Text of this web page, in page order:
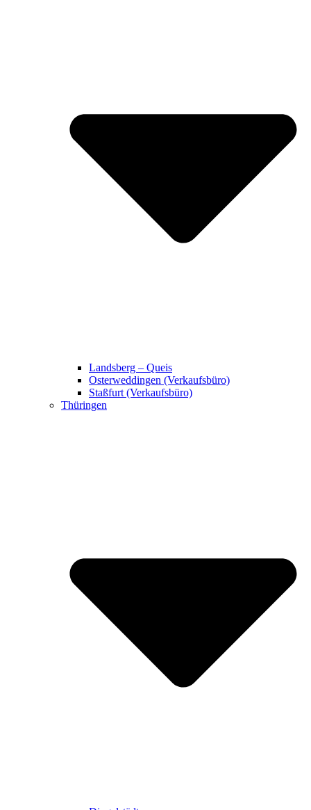
Landsberg – Queis
Osterweddingen (Verkaufsbüro)
Staßfurt (Verkaufsbüro)
Thüringen